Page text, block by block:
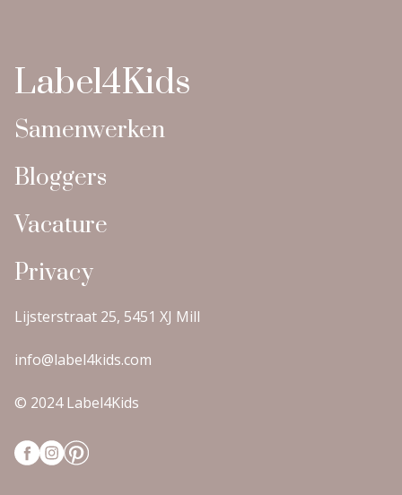
Label4Kids
Samenwerken
Bloggers
Vacature
Privacy
Lijsterstraat 25, 5451 XJ Mill
info@label4kids.com
© 2024 Label4Kids